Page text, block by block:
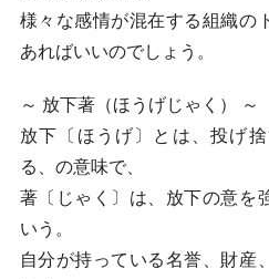
様々な感情が混在する組織の
あればいいのでしょう。
～ 放下著（ほうげじゃく）
放下〔ほうげ〕とは、投げ
る、の意味で、
著〔じゃく〕は、放下の意を
いう。
自分が持っている名誉、財産